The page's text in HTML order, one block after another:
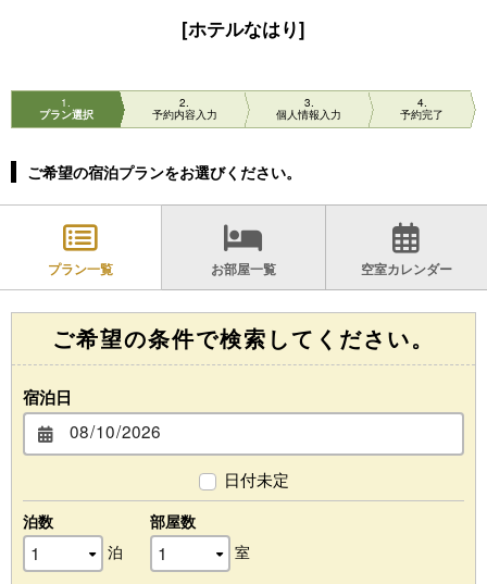
[ホテルなはり]
1
プラン選択
2
予約内容入力
3
個人情報入力
4
予約完了
ご希望の宿泊プランをお選びください。
プラン一覧 お部屋一覧 空室カレンダー
ご希望の条件で検索してください。
宿泊日
日付未定
泊数
泊
部屋数
室